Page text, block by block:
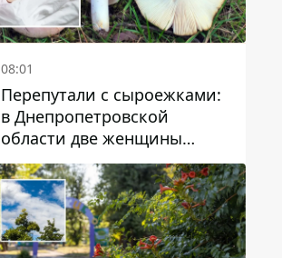
08:01
Перепутали с сыроежками:
в Днепропетровской
области две женщины
отравились грибами